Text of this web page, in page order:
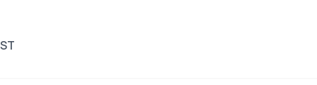
ST